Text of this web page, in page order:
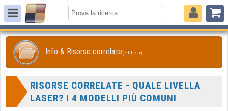
Info & Risorse correlate(Edilizia)
RISORSE CORRELATE - QUALE LIVELLA
LASER? I 4 MODELLI PIÙ COMUNI